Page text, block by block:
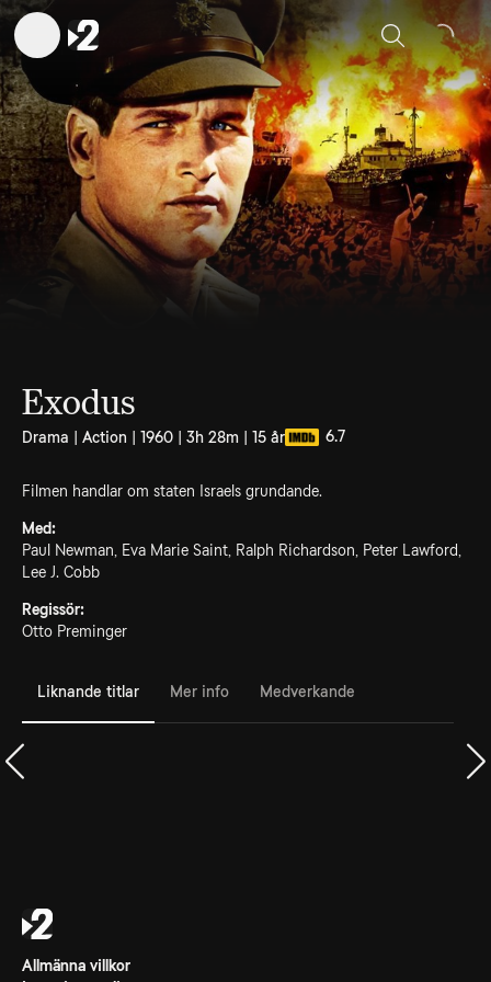
Sök
Exodus
Drama | Action | 1960 | 3h 28m | 15 år 6.7
Filmen handlar om staten Israels grundande.
Med:
Paul Newman, Eva Marie Saint, Ralph Richardson, Peter Lawford,
Lee J. Cobb
Regissör:
Otto Preminger
Liknande titlar Mer info Medverkande
Allmänna villkor